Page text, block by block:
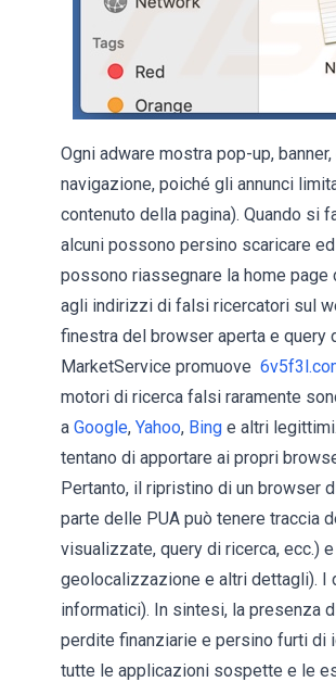
Ogni adware mostra pop-up,
navigazione, poiché gli annunci
contenuto della pagina). Quando si
alcuni possono persino scaricare
possono riassegnare la home
agli indirizzi di falsi ricercatori sul
finestra del browser aperta e query
MarketService promuove
motori di ricerca falsi raramente
a Google, Yahoo, Bing e altri
tentano di apportare ai propri
Pertanto, il ripristino di un browser
parte delle PUA può tenere traccia
visualizzate, query di ricerca, ecc.)
geolocalizzazione e altri dettagli). I
informatici). In sintesi, la presenza
perdite finanziarie e persino furti di
tutte le applicazioni sospette e le